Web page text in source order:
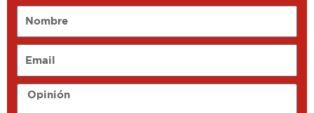
Opinión